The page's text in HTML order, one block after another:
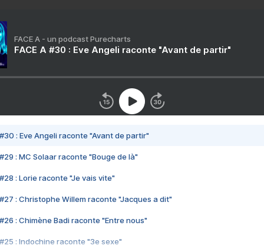
FACE A - un podcast Purecharts
FACE A #30 : Eve Angeli raconte "Avant de partir"
#30 : Eve Angeli raconte "Avant de partir"
#29 : MC Solaar raconte "Bouge de là"
#28 : Lorie raconte "Je vais vite"
#27 : Christophe Willem raconte "Jacques a dit"
#26 : Chimène Badi raconte "Entre nous"
#25 : Indochine raconte "3e sexe"